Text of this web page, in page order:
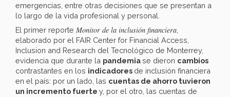
emergencias, entre otras decisiones que se presentan a
lo largo de la vida profesional y personal.
El primer reporte Monitor de la inclusión financiera
elaborado por el FAIR Center for Financial Access,
Inclusion and Research del Tecnológico de Monterrey,
evidencia que durante la pandemiase dieron cambios
contrastantes en los indicadores de inclusión financiera
en el país: por un lado, las cuentas de ahorro tuvieron
un incremento fuerte y, por el otro, las cuentas de